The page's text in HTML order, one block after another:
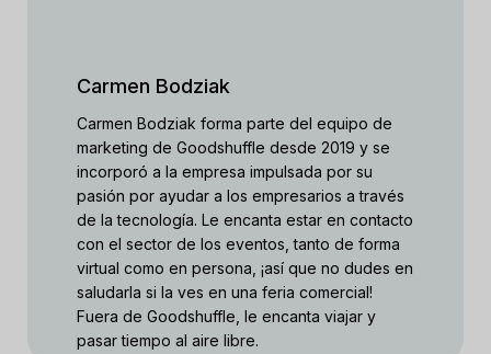
Carmen Bodziak
Carmen Bodziak forma parte del equipo de
marketing de Goodshuffle desde 2019 y se
incorporó a la empresa impulsada por su
pasión por ayudar a los empresarios a través
de la tecnología. Le encanta estar en contacto
con el sector de los eventos, tanto de forma
virtual como en persona, ¡así que no dudes en
saludarla si la ves en una feria comercial!
Fuera de Goodshuffle, le encanta viajar y
pasar tiempo al aire libre.